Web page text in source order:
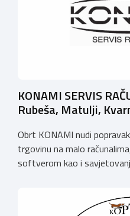
KONAMI SERVIS
Rubeša, Matulji,
Obrt KONAMI nudi
trgovinu na malo
softverom kao i